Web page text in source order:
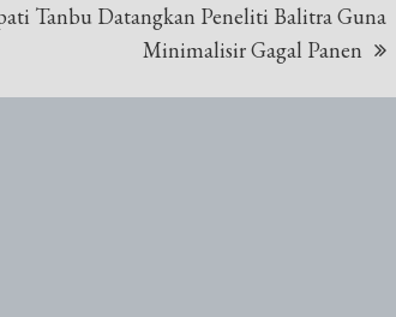
Tanbu Datangkan Peneliti Balitra Guna
Minimalisir Gagal Panen